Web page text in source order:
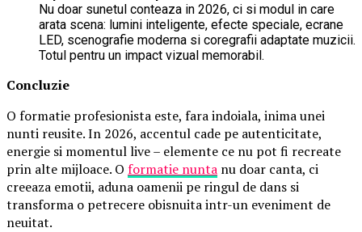
Nu doar sunetul conteaza in 2026, ci si modul in care
arata scena: lumini inteligente, efecte speciale, ecrane
LED, scenografie moderna si coregrafii adaptate muzicii.
Totul pentru un impact vizual memorabil.
Concluzie
O formatie profesionista este, fara indoiala, inima unei
nunti reusite. In 2026, accentul cade pe autenticitate,
energie si momentul live – elemente ce nu pot fi recreate
prin alte mijloace. O formatie nunta nu doar canta, ci
creeaza emotii, aduna oamenii pe ringul de dans si
transforma o petrecere obisnuita intr-un eveniment de
neuitat.